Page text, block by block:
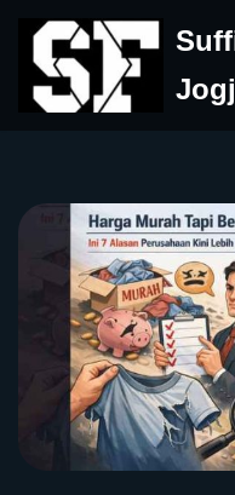
Skip
to